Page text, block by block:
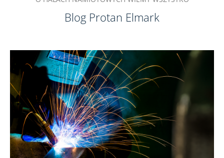
Blog Protan Elmark